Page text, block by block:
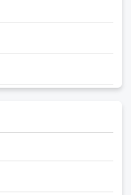
少于600字